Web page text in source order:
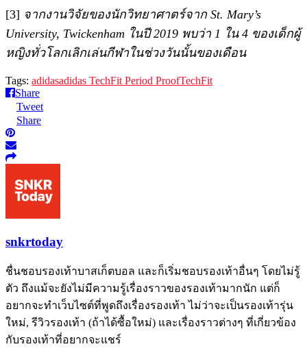
[3] จากงานวิจัยของนักวิทยาศาตร์จาก St. Mary’s
University, Twickenham ในปี 2019 พบว่า 1 ใน 4 ของเด็กผู้
หญิงทั่วโลกเลิกเล่นกีฬาในช่วงวันนั้นของเดือน
Tags: adidasadidas TechFit Period ProofTechFit
Share
Tweet
Share
snkrtoday
ชื่นชอบรองเท้าบาสเก็ตบอล และก็เริ่มชอบรองเท้าอื่นๆ โดยไม่รู้
ตัว ถึงแม้จะยังไม่มีความรู้เรื่องราวของรองเท้ามากนัก แต่ก็
อยากจะทำเว็บไซต์ที่พูดถึงเรื่องรองเท้า ไม่ว่าจะเป็นรองเท้ารุ่น
ใหม่, รีวิวรองเท้า (ถ้าได้ซื้อใหม่) และเรื่องราวต่างๆ ที่เกี่ยวข้อง
กับรองเท้าที่อยากจะแชร์